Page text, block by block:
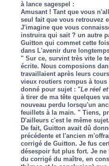
à lance sagespel :
Amusant ! Tant que vous
seul fait que vous retrouvez
J'imagine que vous
instruira qui sait ? un autre
Guitton qui commet cette
dans L'avenir dure
" Sur ce, survint très vite le
écrite. Nous composions
travaillaient après leurs
vieux routiers rompus à
donné pour sujet : "Le réel
à tirer de ma tête quelques
nouveau perdu lorsqu'un
feuillets à la main. " Tiens,
D'ailleurs c'est le même
De fait, Guitton avait dû
précédente et l'ancien
corrigé de Guitton. Je fus
désespoir fut plus fort. Je
du corrigé du maître, en